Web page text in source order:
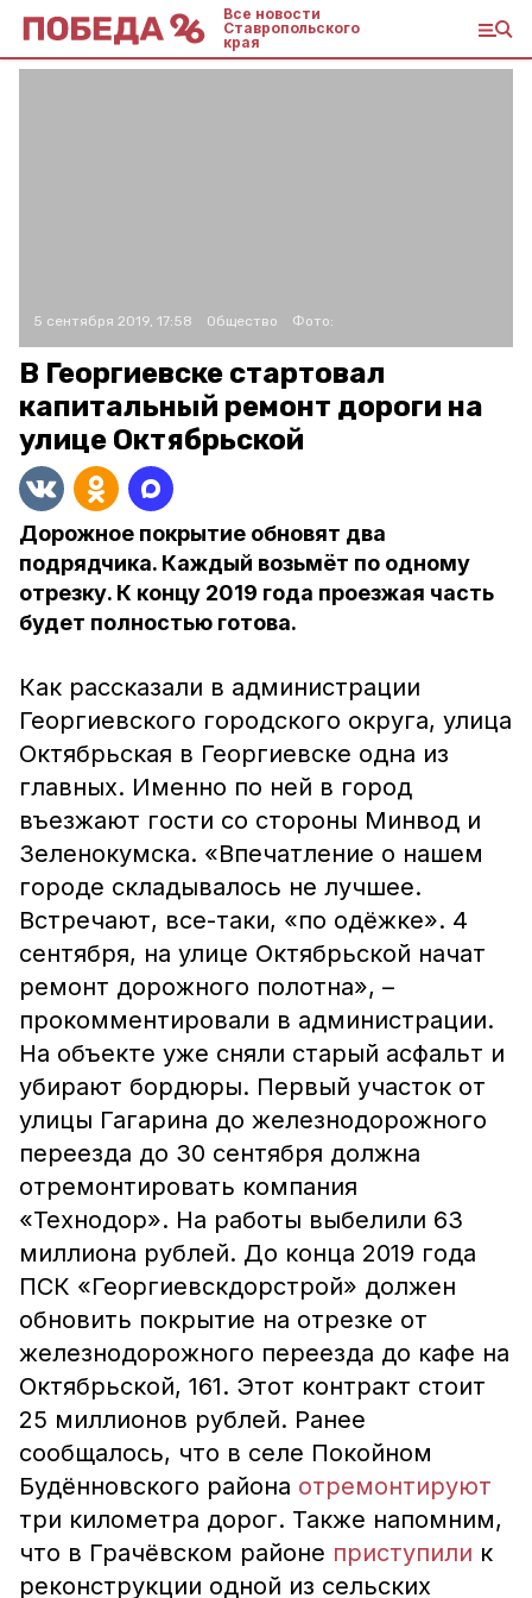
Все новости
Ставропольского
края
5 сентября 2019, 17:58 Общество Фото:
В Георгиевске стартовал
капитальный ремонт дороги на
улице Октябрьской
Дорожное покрытие обновят два
подрядчика. Каждый возьмёт по одному
отрезку. К концу 2019 года проезжая часть
будет полностью готова.
Как рассказали в администрации
Георгиевского городского округа, улица
Октябрьская в Георгиевске одна из
главных. Именно по ней в город
въезжают гости со стороны Минвод и
Зеленокумска. «Впечатление о нашем
городе складывалось не лучшее.
Встречают, все-таки, «по одёжке». 4
сентября, на улице Октябрьской начат
ремонт дорожного полотна», –
прокомментировали в администрации.
На объекте уже сняли старый асфальт и
убирают бордюры. Первый участок от
улицы Гагарина до железнодорожного
переезда до 30 сентября должна
отремонтировать компания
«Технодор». На работы выбелили 63
миллиона рублей. До конца 2019 года
ПСК «Георгиевскдорстрой» должен
обновить покрытие на отрезке от
железнодорожного переезда до кафе на
Октябрьской, 161. Этот контракт стоит
25 миллионов рублей. Ранее
сообщалось, что в селе Покойном
Будённовского района отремонтируют
три километра дорог. Также напомним,
что в Грачёвском районе приступили к
реконструкции одной из сельских